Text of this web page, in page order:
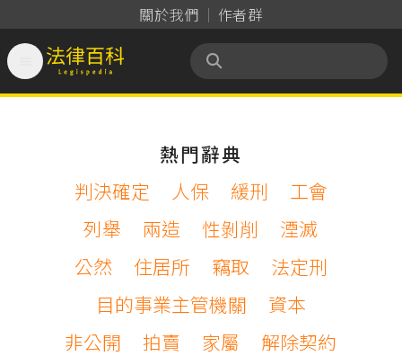
關於我們 作者群
法律百科 Legispedia
熱門辭典
判決確定
人保 緩刑
工會
列舉
兩造 性剝削
湮滅
公然
住居所 竊取
法定刑
目的事業主管機關
資本
非公開
拍賣 家屬
解除契約